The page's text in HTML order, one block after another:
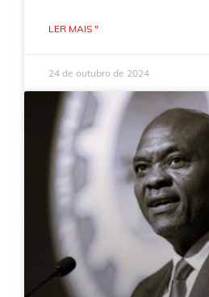
LER MAIS "
24 de outubro de 2024